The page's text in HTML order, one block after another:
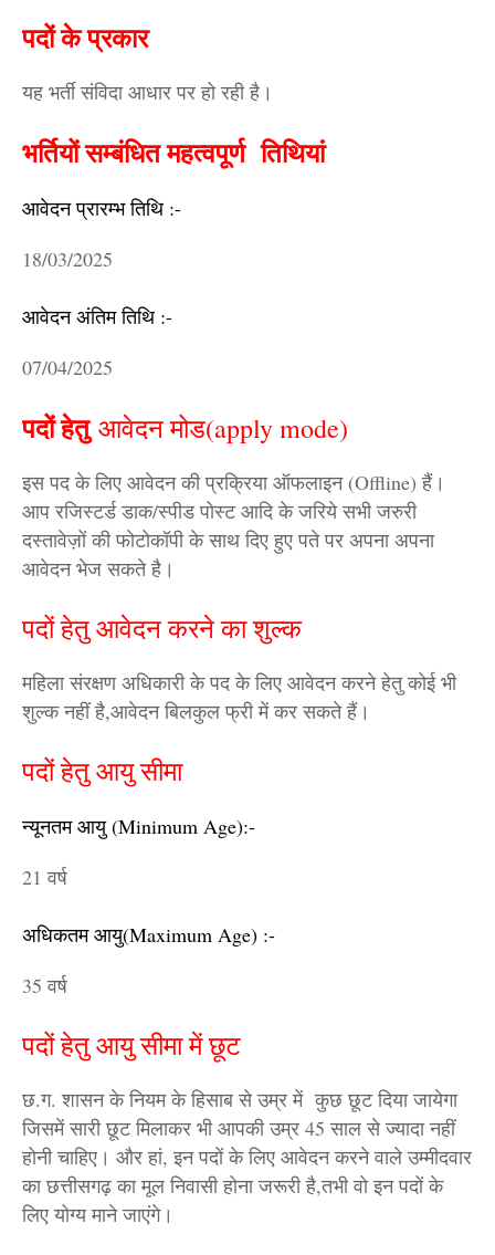
पदों के प्रकार
यह भर्ती संविदा आधार पर हो रही है।
भर्तियों सम्बंधित महत्वपूर्ण तिथियां
आवेदन प्रारम्भ तिथि :-
18/03/2025
आवेदन अंतिम तिथि :-
07/04/2025
पदों हेतुआवेदन मोड(apply mode)
इस पद के लिए आवेदन की प्रक्रिया ऑफलाइन (Offline) हैं।
आप रजिस्टर्ड डाक/स्पीड पोस्ट आदि के जरिये सभी जरुरी
दस्तावेज़ों की फोटोकॉपी के साथ दिए हुए पते पर अपना अपना
आवेदन भेज सकते है।
पदों हेतु आवेदन करने का शुल्क
महिला संरक्षण अधिकारी के पद के लिए आवेदन करने हेतु कोई भी
शुल्क नहीं है,आवेदन बिलकुल फ्री में कर सकते हैं।
पदों हेतु आयु सीमा
न्यूनतम आयु (Minimum Age):-
21 वर्ष
अधिकतम आयु(Maximum Age) :-
35 वर्ष
पदों हेतु आयु सीमा में छूट
छ.ग. शासन के नियम के हिसाब से उम्र में कुछ छूट दिया जायेगा
जिसमें सारी छूट मिलाकर भी आपकी उम्र 45 साल से ज्यादा नहीं
होनी चाहिए। और हां, इन पदों के लिए आवेदन करने वाले उम्मीदवार
का छत्तीसगढ़ का मूल निवासी होना जरूरी है,तभी वो इन पदों के
लिए योग्य माने जाएंगे।